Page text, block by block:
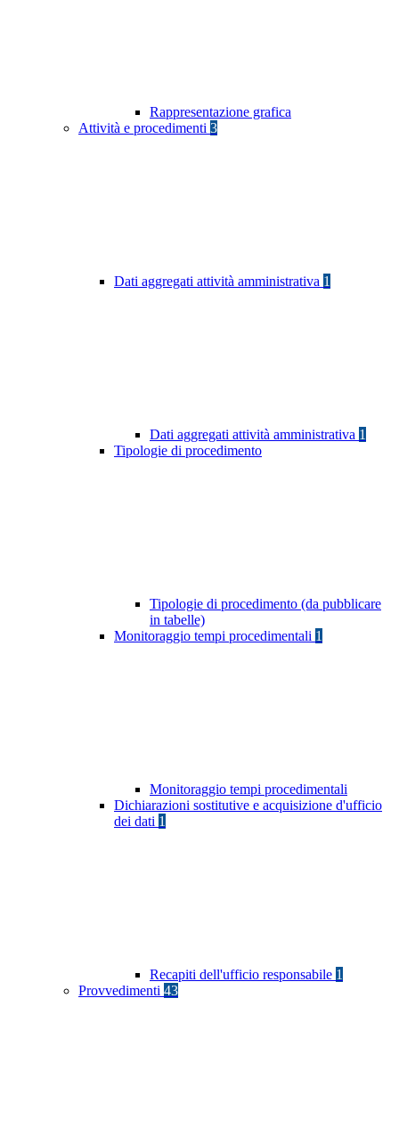
Rappresentazione grafica
Attività e procedimenti 3
Dati aggregati attività amministrativa 1
Dati aggregati attività amministrativa 1
Tipologie di procedimento
Tipologie di procedimento (da pubblicare
in tabelle)
Monitoraggio tempi procedimentali 1
Monitoraggio tempi procedimentali
Dichiarazioni sostitutive e acquisizione d'ufficio
dei dati 1
Recapiti dell'ufficio responsabile 1
Provvedimenti 43